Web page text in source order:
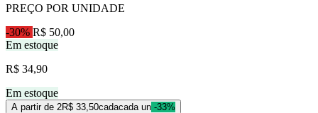
PREÇO POR UNIDADE
-30% R$ 50,00
Em estoque
R$ 34,90
Em estoque
A partir de 2R$ 33,50cadacada un -33%